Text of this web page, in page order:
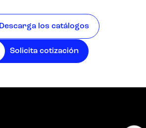
Descarga los catálogos
Solicita cotización